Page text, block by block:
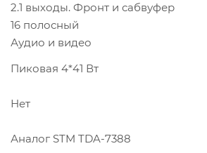
2.1 выходы. Фронт и сабвуфер
16 полосный
Аудио и видео
Пиковая 4*41 Вт
Нет
Аналог STM TDA-7388